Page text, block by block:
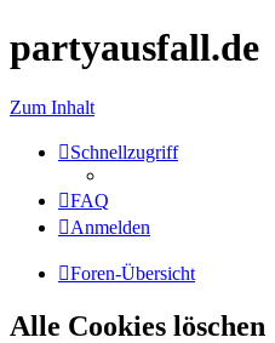
partyausfall.de
Zum Inhalt
Schnellzugriff
FAQ
Anmelden
Foren-Übersicht
Alle Cookies löschen